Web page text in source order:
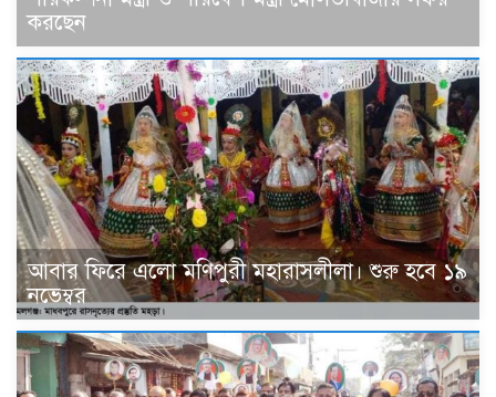
করছেন
আবার ফিরে এলো মণিপুরী মহারাসলীলা। শুরু হবে ১৯
নভেম্বর